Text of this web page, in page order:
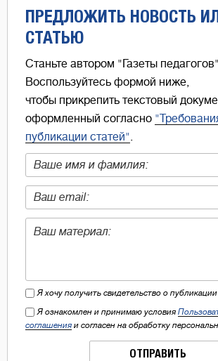
ПРЕДЛОЖИТЬ НОВОСТЬ
СТАТЬЮ
Станьте автором "Газеты
Воспользуйтесь формой ниже,
чтобы прикрепить текстовый
оформленный согласно
публикации статей".
Я хочу получить свидетельство о публикации
Я ознакомлен и принимаю условия
соглашения и согласен на обработку
ОТПРАВИТЬ